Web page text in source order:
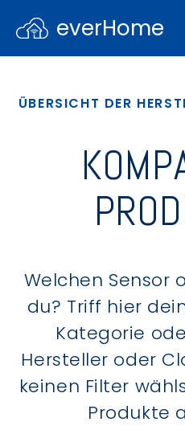
everHome
ÜBERSICHT DER
Welchen Sensor
du? Triff hier
Kategorie
Hersteller oder
keinen Filter
Produkte